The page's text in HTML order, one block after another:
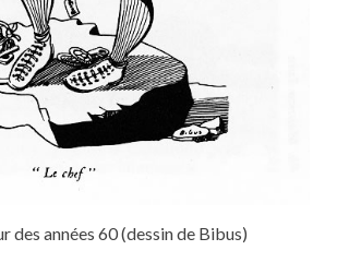
des années 60 (dessin de Bibus)